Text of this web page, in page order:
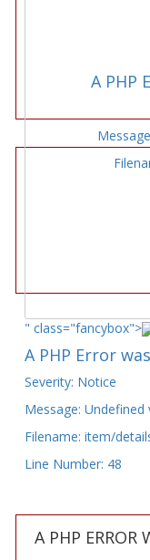
A PHP
" class="fancybox">
A PHP Error
Severity: Notice
Message: Undefined
Filename: item/
Line Number: 48
A PHP ERROR